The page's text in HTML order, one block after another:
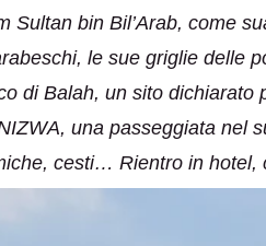
Sultan bin Bil’Arab, come
le sue griglie delle
di Balah, un sito dichiarato
una passeggiata nel
cesti… Rientro in hotel,